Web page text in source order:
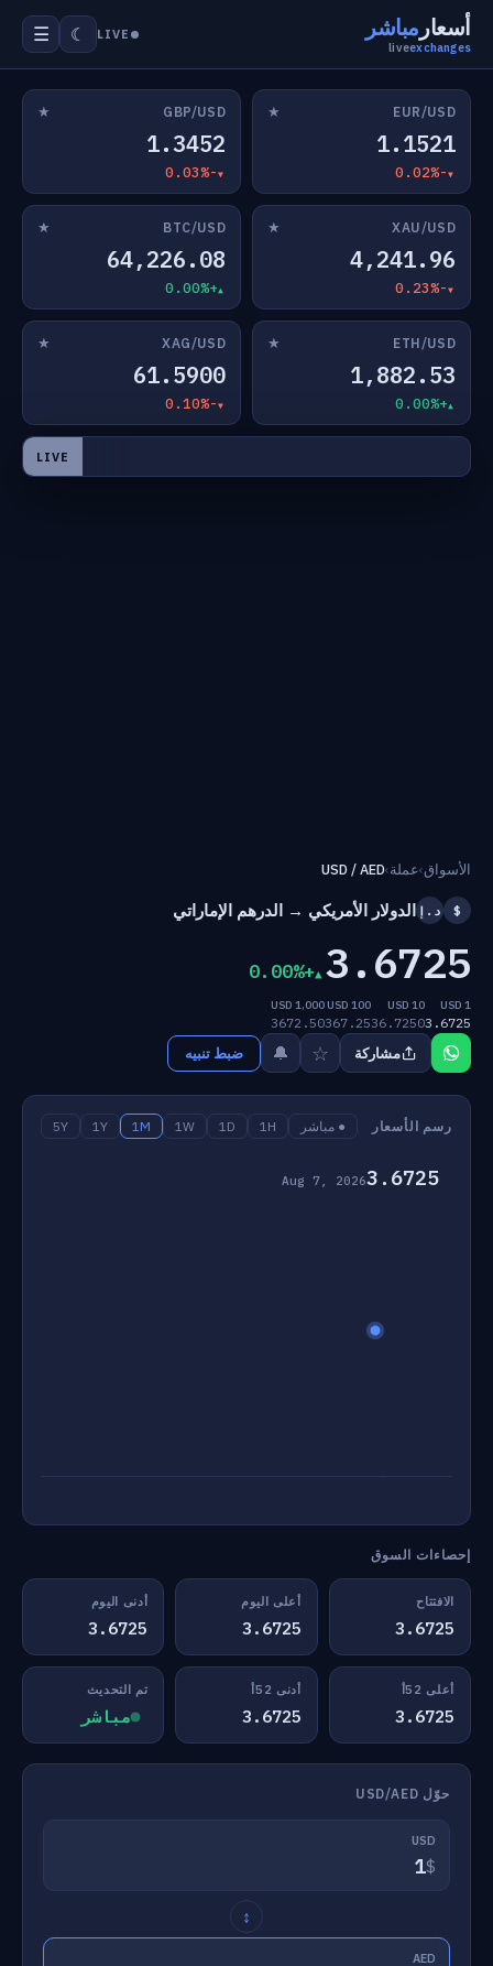
أسعار مباشر
liveexchanges
LIVE
☾
☰
EUR/USD
★
1.1521
-0.02%
GBP/USD
★
1.3452
-0.03%
XAU/USD
★
4,241.96
-0.23%
BTC/USD
★
64,226.08
+0.00%
ETH/USD
★
1,882.53
+0.00%
XAG/USD
★
61.5900
-0.10%
LIVE
الأسواق›عملة›
USD / AED
$ د.إ الدولار الأمريكي → الدرهم الإماراتي
3.6725
+0.00%
1 USD
3.6725
10 USD
36.7250
100 USD
367.25
1,000 USD
3672.50
مشاركة ☆
🔔 ضبط تنبيه
رسم الأسعار ● مباشر 1H
1D
1W
1M
1Y
5Y
3.6725
Aug 7, 2026
إحصاءات السوق
الافتتاح
3.6725
أعلى اليوم
3.6725
أدنى اليوم
3.6725
أعلى 52أ
3.6725
أدنى 52أ
3.6725
تم التحديث
مباشر
حوّل USD/AED
USD
$
↕
AED